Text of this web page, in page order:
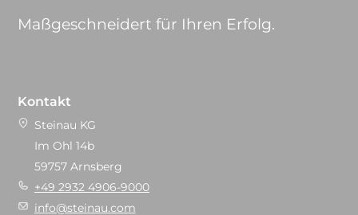
Maßgeschneidert für Ihren Erfolg.
Kontakt
Steinau KG
Im Ohl 14b
59757 Arnsberg
+49 2932 4906-9000
info@steinau.com